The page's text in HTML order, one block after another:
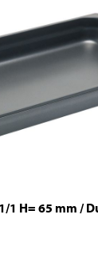
1 H= 65 mm /